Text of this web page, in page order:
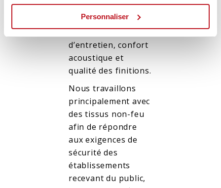
Personnaliser
spécifiques de
l’hôtellerie :
durabilité, facilité
d’entretien, confort
acoustique et
qualité des finitions.
Nous travaillons
principalement avec
des tissus non-feu
afin de répondre
aux exigences de
sécurité des
établissements
recevant du public,